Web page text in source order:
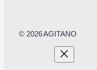
© 2026 AGITANO